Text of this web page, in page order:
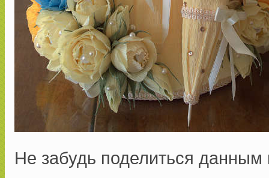
Не забудь поделиться данным